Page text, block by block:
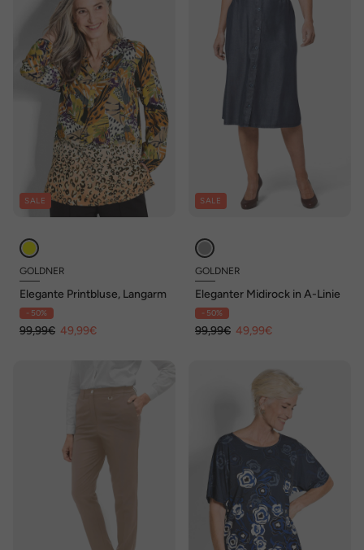
SALE
GOLDNER
Elegante Printbluse, Langarm
- 50%
99,99€ 49,99€
SALE
GOLDNER
Eleganter Midirock in A-Linie
- 50%
99,99€ 49,99€